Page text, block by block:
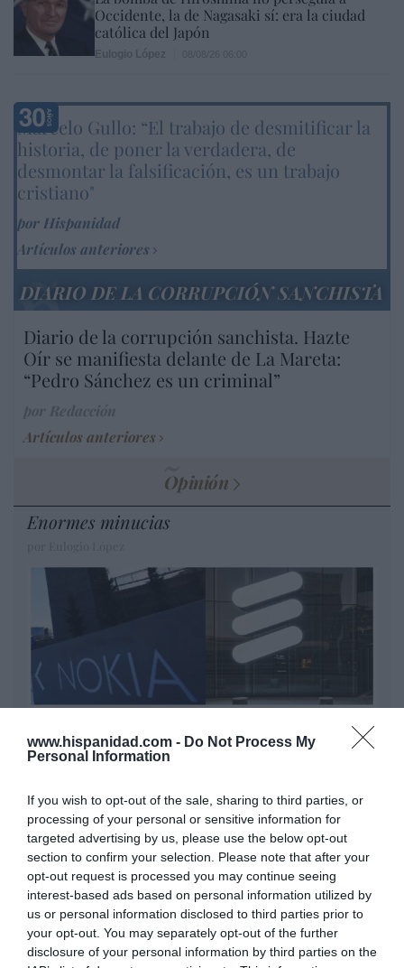
www.hispanidad.com - Do Not Process My
Personal Information
If you wish to opt-out of the sale, sharing to third parties, or
processing of your personal or sensitive information for
targeted advertising by us, please use the below opt-out
section to confirm your selection. Please note that after your
opt-out request is processed you may continue seeing
interest-based ads based on personal information utilized by
us or personal information disclosed to third parties prior to
your opt-out. You may separately opt-out of the further
disclosure of your personal information by third parties on the
Occidente, la de Nagasaki sí: era la ciudad
católica del Japón
Marcelo Gullo: “El trabajo de desmitificar la
historia, de poner la verdadera, de
desmontar la falsificación, es un trabajo
cristiano"
por Hispanidad
Artículos anteriores
DIARIO DE LA CORRUPCIÓN SANCHISTA
Diario de la corrupción sanchista. Hazte
Oír se manifiesta delante de La Mareta:
“Pedro Sánchez es un criminal”
Artículos anteriores
Opinión
Enormes minucias
son las patentes
Eulogio López
Isabel Pantoja pierde dos pleitos
con Hacienda por 700.000
euros... suma y sigue
Eulogio López